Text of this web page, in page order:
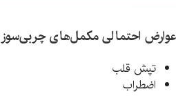
عوارض احتمالی مکمل‌های چربی‌سوز
تپش قلب
اضطراب